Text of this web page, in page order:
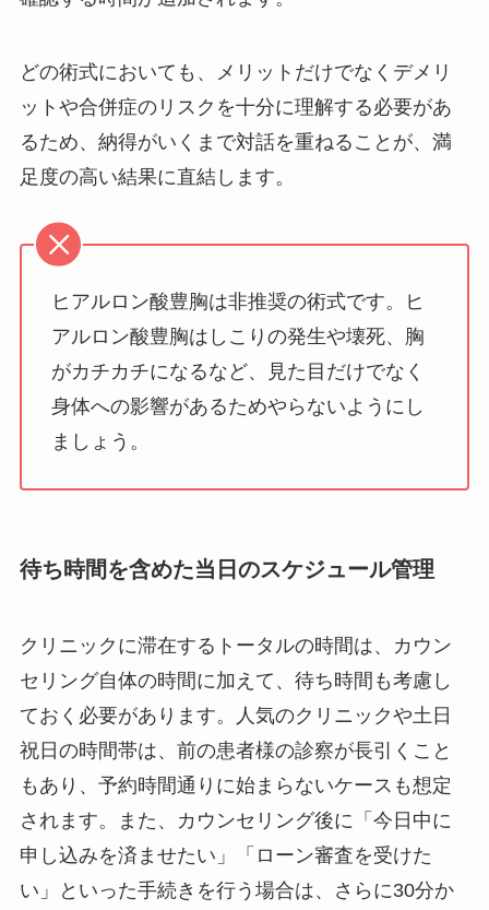
どの術式においても、メリットだけでなくデメリ
ットや合併症のリスクを十分に理解する必要があ
るため、納得がいくまで対話を重ねることが、満
足度の高い結果に直結します。
ヒアルロン酸豊胸は非推奨の術式です。ヒ
アルロン酸豊胸はしこりの発生や壊死、胸
がカチカチになるなど、見た目だけでなく
身体への影響があるためやらないようにし
ましょう。
待ち時間を含めた当日のスケジュール管理
クリニックに滞在するトータルの時間は、カウン
セリング自体の時間に加えて、待ち時間も考慮し
ておく必要があります。人気のクリニックや土日
祝日の時間帯は、前の患者様の診察が長引くこと
もあり、予約時間通りに始まらないケースも想定
されます。また、カウンセリング後に「今日中に
申し込みを済ませたい」「ローン審査を受けた
い」といった手続きを行う場合は、さらに30分か